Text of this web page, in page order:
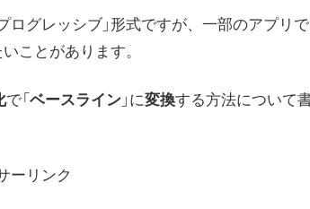
グレッシブ」形式ですが、一部のアプリ
ことがあります。
で「 ベースライン 」に変換する方法について
ーリンク